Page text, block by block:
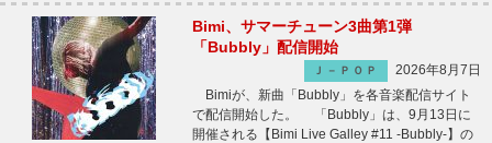
Bimi、サマーチューン3曲第1弾
「Bubbly」配信開始
Ｊ－ＰＯＰ
2026年8月7日
Bimiが、新曲「Bubbly」を各音楽配信サイト
で配信開始した。 「Bubbly」は、9月13日に
開催される【Bimi Live Galley #11 -Bubbly-】の